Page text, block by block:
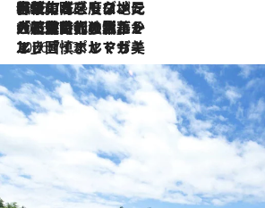
2026.7.22
伝統の味をモダンに昇華。高感度な地元客が集う、リスボンの最旬ガストロノミー
2026.7.21
大航海時代の栄華から、震災、独裁、そして革命へ。ポルトガル・首都リスボンの石畳に刻まれた「歴史の光と影」
2026.7.13
エッセイ・ヤマザキマリ「慎ましくも美しき国 ポルトガル」